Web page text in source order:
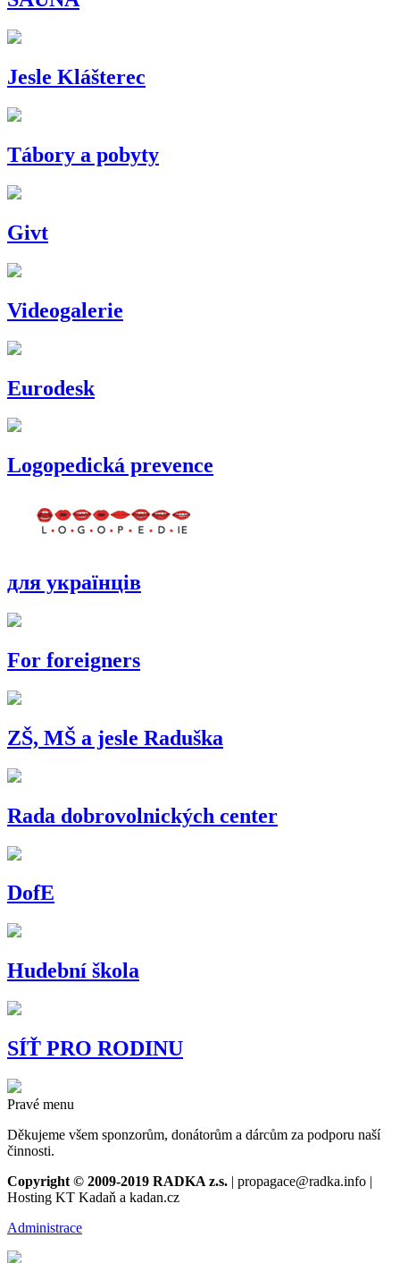
Jesle Klášterec
Tábory a pobyty
Givt
Videogalerie
Eurodesk
Logopedická prevence
для українців
For foreigners
ZŠ, MŠ a jesle Raduška
Rada dobrovolnických center
DofE
Hudební škola
SÍŤ PRO RODINU
Pravé menu
Děkujeme všem sponzorům, donátorům a dárcům za podporu naší
činnosti.
Copyright © 2009-2019 RADKA z.s. | propagace@radka.info |
Hosting KT Kadaň a kadan.cz
Administrace